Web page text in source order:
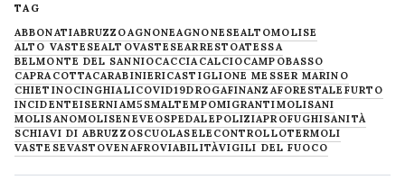
TAG
ABBONATIABRUZZOAGNONEAGNONESEALTOMOLISE
ALTO VASTESEALTOVASTESEARRESTOATESSA
BELMONTE DEL SANNIOCACCIACALCIOCAMPOBASSO
CAPRACOTTACARABINIERICASTIGLIONE MESSER MARINO
CHIETINOCINGHIALICOVID19DROGAFINANZAFORESTALE FURTO
INCIDENTEISERNIAM5SMALTEMPOMIGRANTIMOLISANI
MOLISANOMOLISENEVE OSPEDALEPOLIZIAPROFUGHISANITÀ
SCHIAVI DI ABRUZZOSCUOLASELECONTROLLOTERMOLI
VASTESEVASTOVENAFROVIABILITÀVIGILI DEL FUOCO